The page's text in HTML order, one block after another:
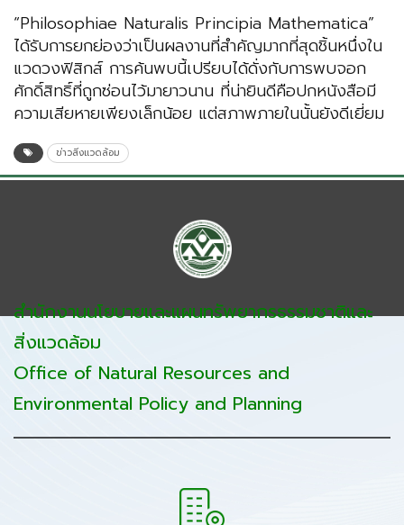
“Philosophiae Naturalis Principia Mathematica”
ได้รับการยกย่องว่าเป็นผลงานที่สำคัญมากที่สุดชิ้นหนึ่งใน
แวดวงฟิสิกส์ การค้นพบนี้เปรียบได้ดั่งกับการพบจอก
ศักดิ์สิทธิ์ที่ถูกซ่อนไว้มายาวนาน ที่น่ายินดีคือปกหนังสือมี
ความเสียหายเพียงเล็กน้อย แต่สภาพภายในนั้นยังดีเยี่ยม
ข่าวสิ่งแวดล้อม
สำนักงานนโยบายและแผนทรัพยากรธรรมชาติและ
สิ่งแวดล้อม
Office of Natural Resources and
Environmental Policy and Planning